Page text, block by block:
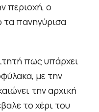
περιοχή, ο
τα πανηγύρισα
πως υπάρχει
με την
την αρχική
το χέρι του